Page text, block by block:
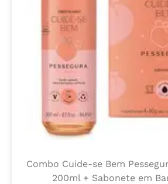
Combo Cuide-se Bem
200ml + Sabonete em